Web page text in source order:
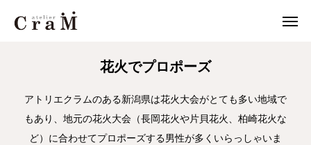
JOURNAL
花火でプロポーズ
アトリエクラムのある新潟県は花火大会がとても多い地域で
もあり、地元の花火大会（長岡花火や片貝花火、柏崎花火な
ど）に合わせてプロポーズする男性が多くいらっしゃいま
来店予約 店舗情報
